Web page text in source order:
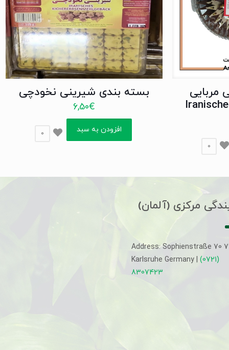
مربایی
0
بسته بندی شیرینی نخودچی
6,50€
افزودن به سبد 0
مرکزی (آلمان)
Address: Sophienstraße 70
Karlsruhe Germany | (0721)
8307423